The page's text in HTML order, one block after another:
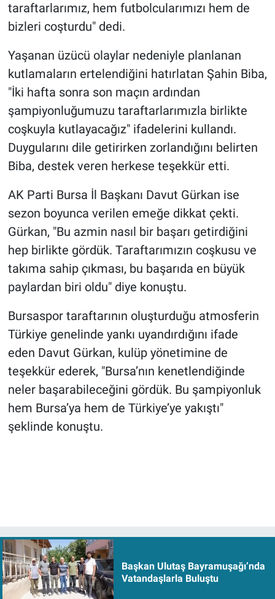
taraftarlarımız, hem futbolcularımızı hem de
bizleri coşturdu" dedi.
Yaşanan üzücü olaylar nedeniyle planlanan
kutlamaların ertelendiğini hatırlatan Şahin Biba,
"İki hafta sonra son maçın ardından
şampiyonluğumuzu taraftarlarımızla birlikte
coşkuyla kutlayacağız" ifadelerini kullandı.
Duygularını dile getirirken zorlandığını belirten
Biba, destek veren herkese teşekkür etti.
AK Parti Bursa İl Başkanı Davut Gürkan ise
sezon boyunca verilen emeğe dikkat çekti.
Gürkan, "Bu azmin nasıl bir başarı getirdiğini
hep birlikte gördük. Taraftarımızın coşkusu ve
takıma sahip çıkması, bu başarıda en büyük
paylardan biri oldu" diye konuştu.
Bursaspor taraftarının oluşturduğu atmosferin
Türkiye genelinde yankı uyandırdığını ifade
eden Davut Gürkan, kulüp yönetimine de
teşekkür ederek, "Bursa’nın kenetlendiğinde
neler başarabileceğini gördük. Bu şampiyonluk
hem Bursa’ya hem de Türkiye’ye yakıştı"
şeklinde konuştu.
Başkan Ulutaş Bayramuşağı’nda
Vatandaşlarla Buluştu